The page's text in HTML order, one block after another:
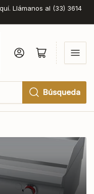
Llámanos al (33) 3614
Búsqueda
Iniciar sesiónAbrir cesta pequeña